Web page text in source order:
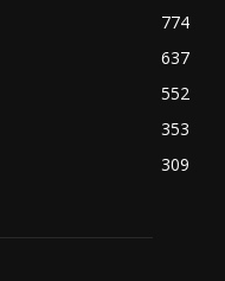
774
637
552
353
309